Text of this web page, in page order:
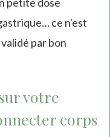
ce n'est
par bon
votre
corps